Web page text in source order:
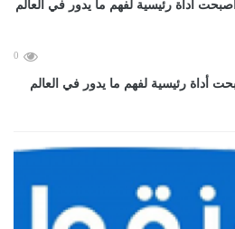
0
أداة رئيسية لفهم ما يدور في العالم